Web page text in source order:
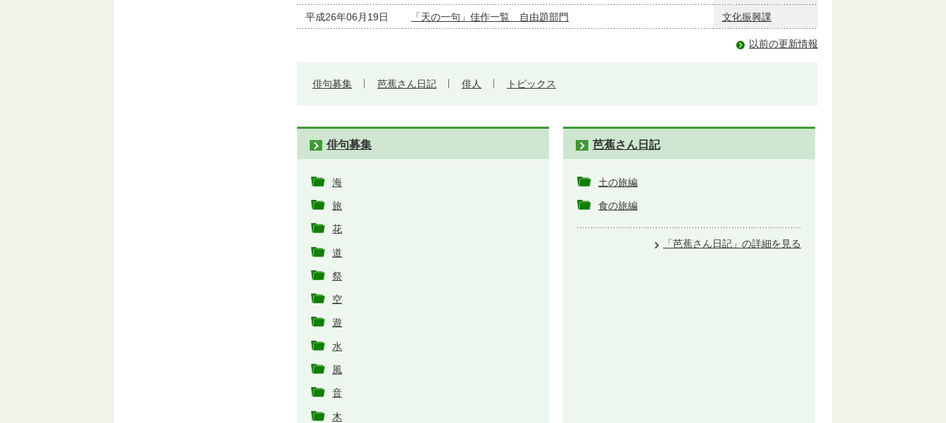
平成26年06月19日 「天の一句」佳作一覧 自由題部門 文化振興課
以前の更新情報
俳句募集 芭蕉さん日記 俳人 トピックス
俳句募集
海
旅
花
道
祭
空
遊
水
風
音
木
芭蕉さん日記
土の旅編
食の旅編
「芭蕉さん日記」の詳細を見る